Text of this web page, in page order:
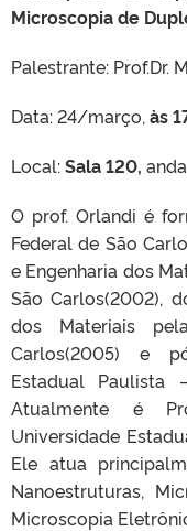
Microscopia de
Palestrante: Prof.Dr.
Data: 24/março, às
Local:Sala 120,
O prof. Orlandi é
Federal de São
e Engenharia dos
São Carlos(2002),
dos Materiais
Carlos(2005) e
Estadual Paulista
Atualmente é
Universidade
Ele atua
Nanoestruturas,
Microscopia